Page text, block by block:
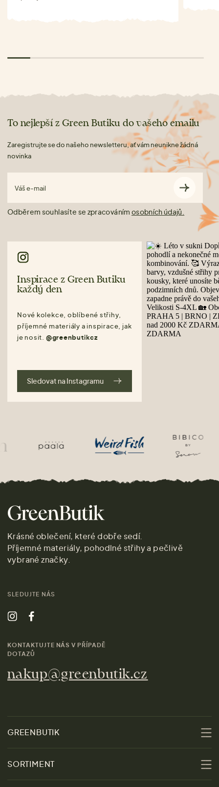
To nejlepší z Green Butiku do vašeho emailu
Zaregistrujte se do našeho newsletteru, ať vám neunikne žádná
novinka
Váš e-mail
Odběrem souhlasíte se zpracováním osobních údajů.
Inspirace z Green Butiku
každý den
Nové kolekce, oblíbené střihy,
příjemné materiály a inspirace, jak
je nosit. @greenbutikcz
Sledovat na Instagramu
Krásné oblečení, které dobře sedí.
Příjemné materiály, pohodlné střihy a pečlivě
vybrané značky.
SLEDUJTE NÁS
KONTAKTUJTE NÁS V PŘÍPADĚ
DOTAZŮ
nakup@greenbutik.cz
GREENBUTIK
Udržitelnost
SORTIMENT